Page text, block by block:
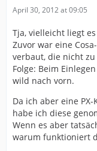
April 30, 2012 at 09:05
Tja, vielleicht liegt
Zuvor war eine
verbaut, die nicht
Folge: Beim
wild nach vorn.
Da ich aber eine
habe ich diese
Wenn es aber
warum funktioniert